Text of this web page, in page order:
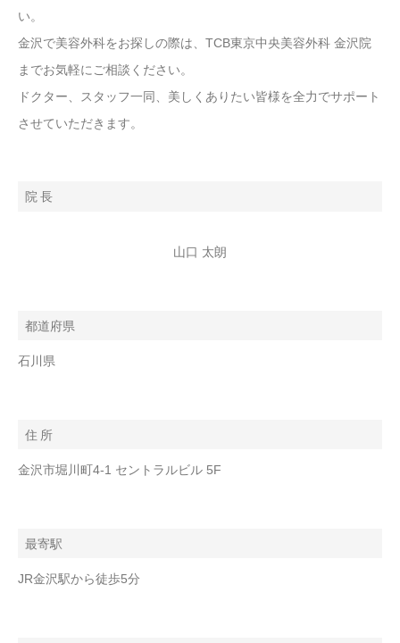
い。
金沢で美容外科をお探しの際は、TCB東京中央美容外科 金沢院
までお気軽にご相談ください。
ドクター、スタッフ一同、美しくありたい皆様を全力でサポート
させていただきます。
院 長
山口 太朗
都道府県
石川県
住 所
金沢市堀川町4-1 セントラルビル 5F
最寄駅
JR金沢駅から徒歩5分